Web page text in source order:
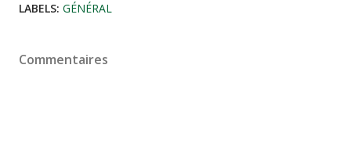
LABELS: GÉNÉRAL
Commentaires